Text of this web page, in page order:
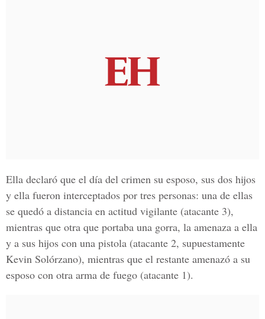
Ella declaró que el día del crimen su esposo, sus dos hijos
y ella fueron interceptados por tres personas: una de ellas
se quedó a distancia en actitud vigilante (atacante 3),
mientras que otra que portaba una gorra, la amenaza a ella
y a sus hijos con una pistola (atacante 2, supuestamente
Kevin Solórzano), mientras que el restante amenazó a su
esposo con otra arma de fuego (atacante 1).